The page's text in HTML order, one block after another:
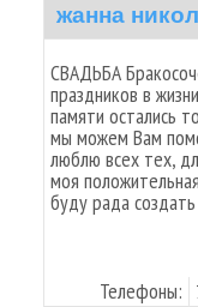
жанна
СВАДЬБА
праздников в
памяти остались
мы можем Вам
люблю всех тех,
моя
буду рада
Телефоны: